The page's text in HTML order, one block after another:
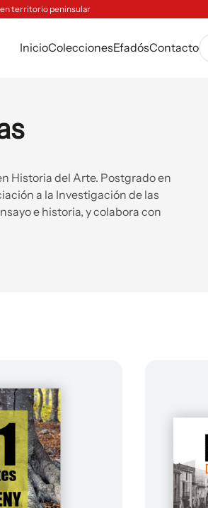
territorio peninsular
InicioColeccionesEfadósContacto
Historia del Arte. Postgrado en
a la Investigación de las
e historia, y colabora con